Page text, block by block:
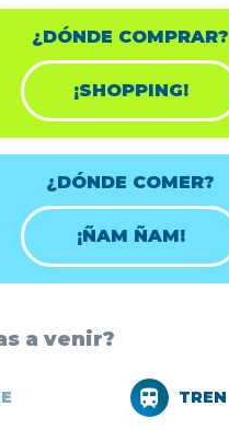
¿DÓNDE COMPRAR?
¡SHOPPING!
¿DÓNDE COMER?
¡ÑAM ÑAM!
a venir?
TREN